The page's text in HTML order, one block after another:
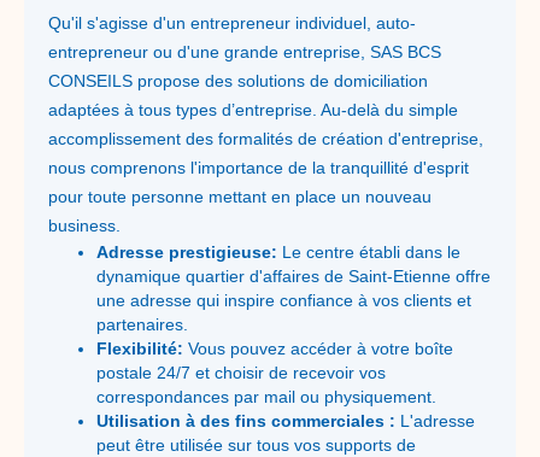
Qu'il s'agisse d'un entrepreneur individuel, auto-
entrepreneur ou d'une grande entreprise, SAS BCS
CONSEILS propose des solutions de domiciliation
adaptées à tous types d’entreprise. Au-delà du simple
accomplissement des formalités de création d'entreprise,
nous comprenons l'importance de la tranquillité d'esprit
pour toute personne mettant en place un nouveau
business.
Adresse prestigieuse: Le centre établi dans le
dynamique quartier d'affaires de Saint-Etienne offre
une adresse qui inspire confiance à vos clients et
partenaires.
Flexibilité: Vous pouvez accéder à votre boîte
postale 24/7 et choisir de recevoir vos
correspondances par mail ou physiquement.
Utilisation à des fins commerciales : L'adresse
peut être utilisée sur tous vos supports de